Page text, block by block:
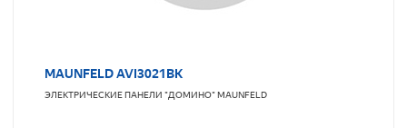
MAUNFELD AVI3021BK
ЭЛЕКТРИЧЕСКИЕ ПАНЕЛИ "ДОМИНО"MAUNFELD